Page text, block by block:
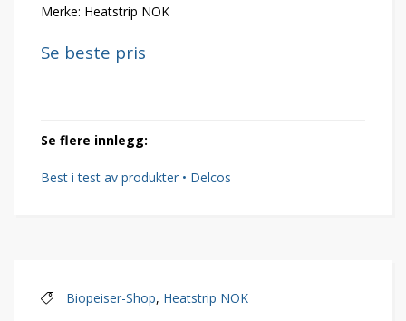
Merke: Heatstrip NOK
Se beste pris
Se flere innlegg:
Best i test av produkter • Delcos
Biopeiser-Shop, Heatstrip NOK